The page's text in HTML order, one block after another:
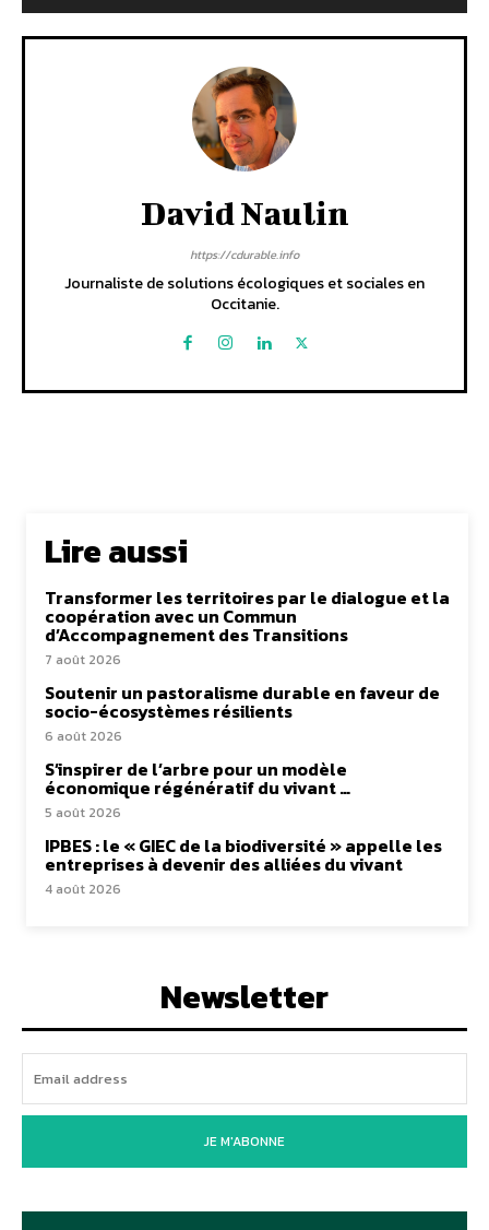
David Naulin
https://cdurable.info
Journaliste de solutions écologiques et sociales en
Occitanie.
Lire aussi
Transformer les territoires par le dialogue et la
coopération avec un Commun
d’Accompagnement des Transitions
7 août 2026
Soutenir un pastoralisme durable en faveur de
socio-écosystèmes résilients
6 août 2026
S’inspirer de l’arbre pour un modèle
économique régénératif du vivant …
5 août 2026
IPBES : le « GIEC de la biodiversité » appelle les
entreprises à devenir des alliées du vivant
4 août 2026
Newsletter
JE M'ABONNE